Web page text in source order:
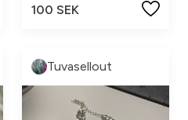
100 SEK
Tuvasellout